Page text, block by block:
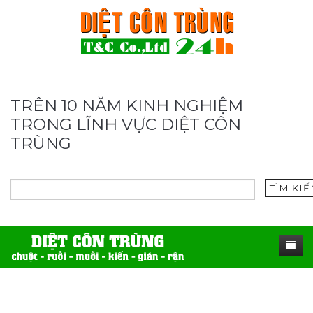
TRÊN 10 NĂM KINH NGHIỆM
TRONG LĨNH VỰC DIỆT CÔN
TRÙNG
TÌM